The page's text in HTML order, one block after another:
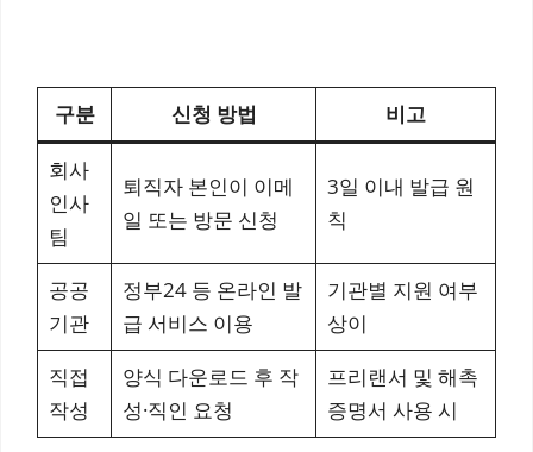
구분 신청 방법 비고
회사
인사
팀
퇴직자 본인이 이메
일 또는 방문 신청
3일 이내 발급 원
칙
공공
기관
정부24 등 온라인 발
급 서비스 이용
기관별 지원 여부
상이
직접
작성
양식 다운로드 후 작
성·직인 요청
프리랜서 및 해촉
증명서 사용 시